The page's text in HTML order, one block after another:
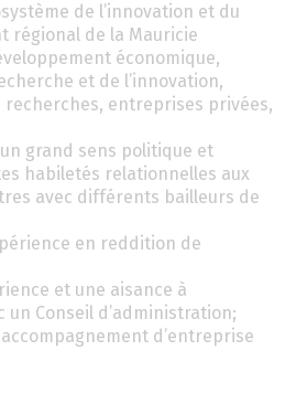
de l’innovation et du
régional de la Mauricie
économique,
et de l’innovation,
recherches, entreprises privées,
grand sens politique et
habiletés relationnelles aux
avec différents bailleurs de
en reddition de
et une aisance à
un Conseil d’administration;
d’entreprise